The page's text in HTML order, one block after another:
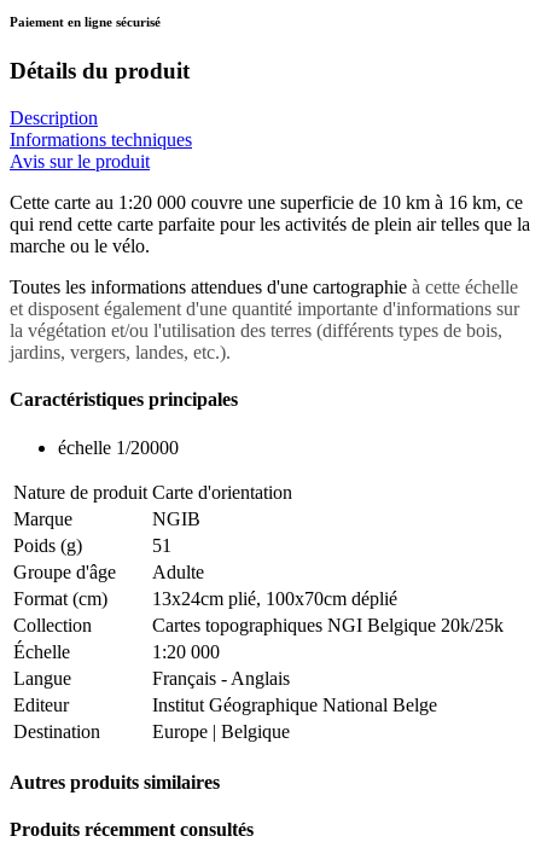
Paiement en ligne sécurisé
Détails du produit
Description
Informations techniques
Avis sur le produit
Cette carte au 1:20 000 couvre une superficie de 10 km à 16 km, ce
qui rend cette carte parfaite pour les activités de plein air telles que la
marche ou le vélo.
Toutes les informations attendues d'une cartographie à cette échelle
et disposent également d'une quantité importante d'informations sur
la végétation et/ou l'utilisation des terres (différents types de bois,
jardins, vergers, landes, etc.).
Caractéristiques principales
échelle 1/20000
Nature de produit Carte d'orientation
Marque
NGIB
Poids (g)
51
Groupe d'âge
Adulte
Format (cm)
13x24cm plié, 100x70cm déplié
Collection
Cartes topographiques NGI Belgique 20k/25k
Échelle
1:20 000
Langue
Français - Anglais
Editeur
Institut Géographique National Belge
Destination
Europe | Belgique
Autres produits similaires
Produits récemment consultés